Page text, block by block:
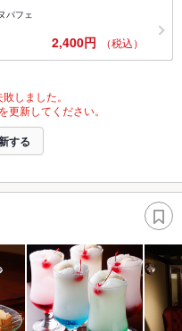
パフェ
2,400円 （税込）
しました。
新してください。
する